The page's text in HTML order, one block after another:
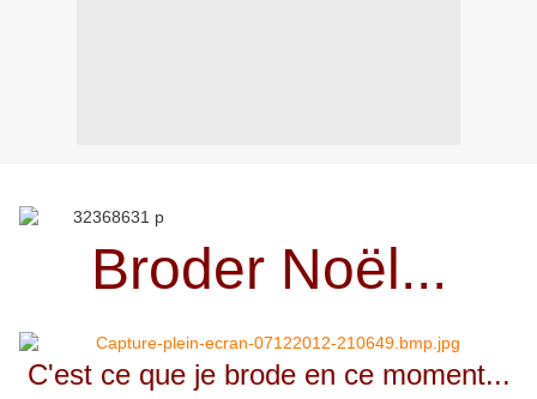
Broder Noël...
C'est ce que je brode en ce moment...